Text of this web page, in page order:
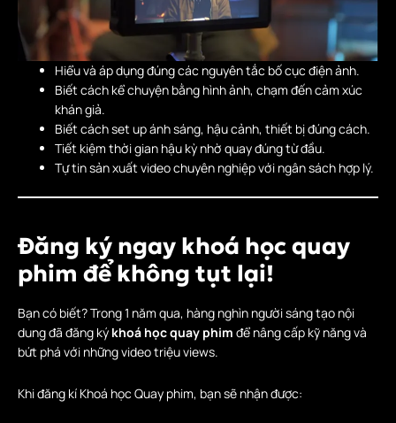
Hiểu và áp dụng đúng các nguyên tắc bố cục điện ảnh.
Biết cách kể chuyện bằng hình ảnh, chạm đến cảm xúc
khán giả.
Biết cách set up ánh sáng, hậu cảnh, thiết bị đúng cách.
Tiết kiệm thời gian hậu kỳ nhờ quay đúng từ đầu.
Tự tin sản xuất video chuyên nghiệp với ngân sách hợp lý.
Đăng ký ngay khoá học quay
phim để không tụt lại!
Bạn có biết? Trong 1 năm qua, hàng nghìn người sáng tạo nội
dung đã đăng ký khoá học quay phim để nâng cấp kỹ năng và
bứt phá với những video triệu views.
Khi đăng kí Khoá học Quay phim, bạn sẽ nhận được: